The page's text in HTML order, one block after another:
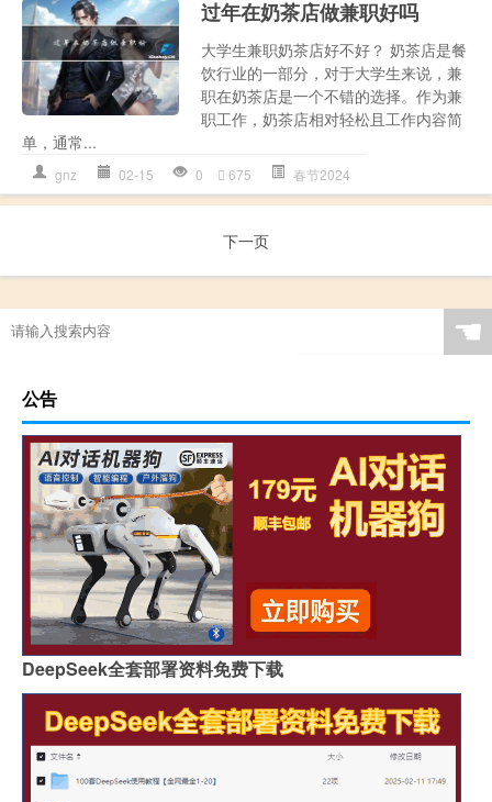
过年在奶茶店做兼职好吗
大学生兼职奶茶店好不好？ 奶茶店是餐
饮行业的一部分，对于大学生来说，兼
职在奶茶店是一个不错的选择。作为兼
职工作，奶茶店相对轻松且工作内容简
单，通常...
gnz 02-15 0 675 春节2024
下一页
☚
公告
DeepSeek全套部署资料免费下载